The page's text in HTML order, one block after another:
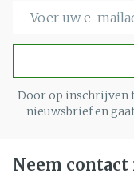
Door op inschrijven
nieuwsbrief en
Neem contact